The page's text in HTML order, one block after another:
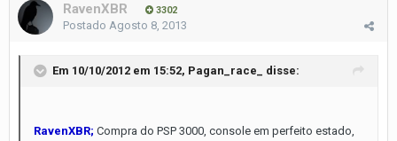
RavenXBR 3302
Postado Agosto 8, 2013
Em 10/10/2012 em 15:52, Pagan_race_ disse:
RavenXBR; Compra do PSP 3000, console em perfeito estado,